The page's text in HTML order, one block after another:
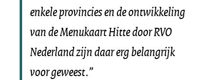
enkele provincies en de ontwikkeling
van de Menukaart Hitte door RVO
Nederland zijn daar erg belangrijk
voor geweest.”